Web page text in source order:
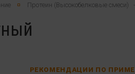
Протеин (Высокобелковые смеси)
РЕКОМЕНДАЦИИ ПО